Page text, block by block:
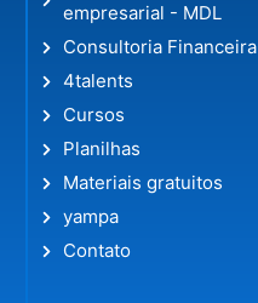
empresarial - MDL
Consultoria Financeira
4talents
Cursos
Planilhas
Materiais gratuitos
yampa
Contato